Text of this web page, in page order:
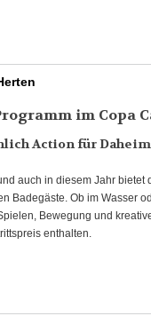
im Copa
Action für
auch in diesem Jahr
Badegäste. Ob im Wasser
Bewegung und
enthalten.